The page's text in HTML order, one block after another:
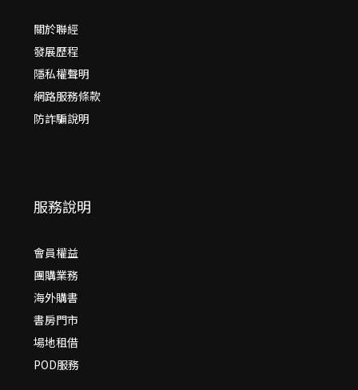
關於聯經
發展歷程
隱私權聲明
網路服務條款
防詐騙說明
服務說明
會員權益
團購業務
海外購書
書房門市
場地租借
POD服務